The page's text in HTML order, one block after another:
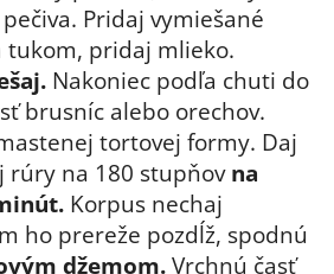
Pridaj vymiešané
tukom, pridaj mlieko.
Nakoniec podľa chuti do
brusníc alebo orechov.
tortovej formy. Daj
rúry na 180 stupňovna
Korpus nechaj
ho prereže pozdĺž, spodnú
džemom. Vrchnú časť